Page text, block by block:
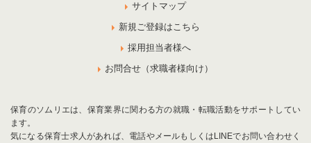
サイトマップ
新規ご登録はこちら
採用担当者様へ
お問合せ（求職者様向け）
保育のソムリエは、保育業界に関わる方の就職・転職活動をサポートしてい
ます。
気になる保育士求人があれば、電話やメールもしくはLINEでお問い合わせく